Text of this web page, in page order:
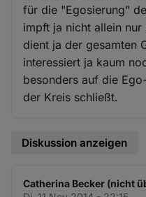
für die "Egosierung"
impft ja nicht allein
dient ja der gesamten
interessiert ja kaum
besonders auf die
der Kreis schließt.
Diskussion anzeigen
Catherina Becker (nicht